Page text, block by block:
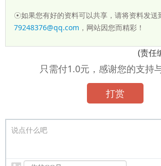
☉如果您有好的资料可以共享，请将资料发送
79248376@qq.com ，网站因您而精彩！
(责任
只需付1.0元，感谢您的支持
打赏
说点什么吧